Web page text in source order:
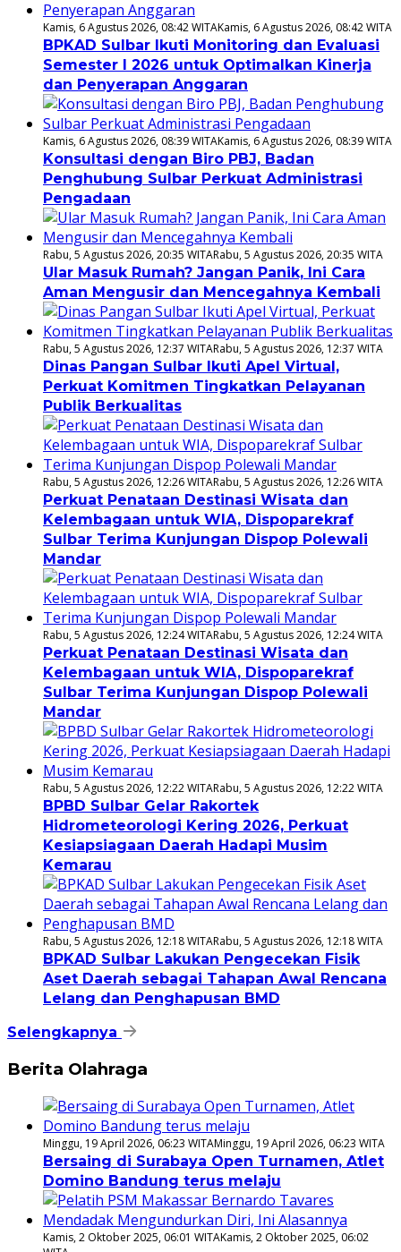
Kamis, 6 Agustus 2026, 08:42 WITAKamis, 6 Agustus 2026, 08:42 WITA
BPKAD Sulbar Ikuti Monitoring dan Evaluasi
Semester I 2026 untuk Optimalkan Kinerja
dan Penyerapan Anggaran
Kamis, 6 Agustus 2026, 08:39 WITAKamis, 6 Agustus 2026, 08:39 WITA
Konsultasi dengan Biro PBJ, Badan
Penghubung Sulbar Perkuat Administrasi
Pengadaan
Rabu, 5 Agustus 2026, 20:35 WITARabu, 5 Agustus 2026, 20:35 WITA
Ular Masuk Rumah? Jangan Panik, Ini Cara
Aman Mengusir dan Mencegahnya Kembali
Rabu, 5 Agustus 2026, 12:37 WITARabu, 5 Agustus 2026, 12:37 WITA
Dinas Pangan Sulbar Ikuti Apel Virtual,
Perkuat Komitmen Tingkatkan Pelayanan
Publik Berkualitas
Rabu, 5 Agustus 2026, 12:26 WITARabu, 5 Agustus 2026, 12:26 WITA
Perkuat Penataan Destinasi Wisata dan
Kelembagaan untuk WIA, Dispoparekraf
Sulbar Terima Kunjungan Dispop Polewali
Mandar
Rabu, 5 Agustus 2026, 12:24 WITARabu, 5 Agustus 2026, 12:24 WITA
Perkuat Penataan Destinasi Wisata dan
Kelembagaan untuk WIA, Dispoparekraf
Sulbar Terima Kunjungan Dispop Polewali
Mandar
Rabu, 5 Agustus 2026, 12:22 WITARabu, 5 Agustus 2026, 12:22 WITA
BPBD Sulbar Gelar Rakortek
Hidrometeorologi Kering 2026, Perkuat
Kesiapsiagaan Daerah Hadapi Musim
Kemarau
Rabu, 5 Agustus 2026, 12:18 WITARabu, 5 Agustus 2026, 12:18 WITA
BPKAD Sulbar Lakukan Pengecekan Fisik
Aset Daerah sebagai Tahapan Awal Rencana
Lelang dan Penghapusan BMD
Selengkapnya
Berita Olahraga
Minggu, 19 April 2026, 06:23 WITAMinggu, 19 April 2026, 06:23 WITA
Bersaing di Surabaya Open Turnamen, Atlet
Domino Bandung terus melaju
Kamis, 2 Oktober 2025, 06:01 WITAKamis, 2 Oktober 2025, 06:02